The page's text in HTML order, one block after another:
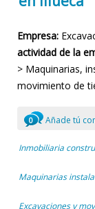
Empresa:
actividad de la
> Maquinarias,
movimiento de
0 Añade tú
Inmobiliaria
Maquinarias
Excavaciones y